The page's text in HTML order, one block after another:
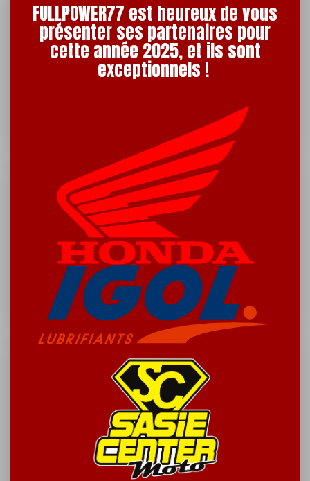
FULLPOWER77 est heureux de vous
présenter ses partenaires pour
cette année 2025, et ils sont
exceptionnels !